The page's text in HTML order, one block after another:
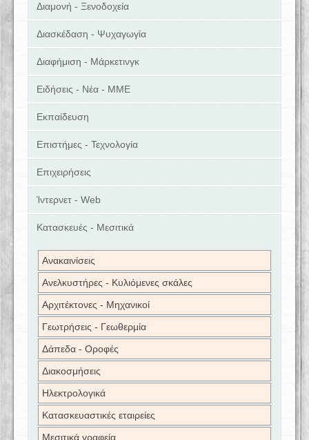
Διαμονή - Ξενοδοχεία
Διασκέδαση - Ψυχαγωγία
Διαφήμιση - Μάρκετινγκ
Ειδήσεις - Νέα - ΜΜΕ
Εκπαίδευση
Επιστήμες - Τεχνολογία
Επιχειρήσεις
Ίντερνετ - Web
Κατασκευές - Μεσιτικά
Ανακαινίσεις
Ανελκυστήρες - Κυλιόμενες σκάλες
Αρχιτέκτονες - Μηχανικοί
Γεωτρήσεις - Γεωθερμία
Δάπεδα - Οροφές
Διακοσμήσεις
Ηλεκτρολογικά
Κατασκευαστικές εταιρείες
Μεσιτικά γραφεία